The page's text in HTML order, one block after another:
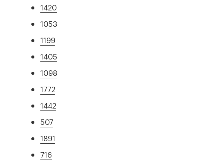
1420
1053
1199
1405
1098
1772
1442
507
1891
716